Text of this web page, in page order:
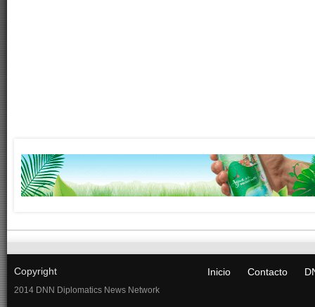
Copyright
2014 DNN Diplomatics News Network
Inicio Contacto